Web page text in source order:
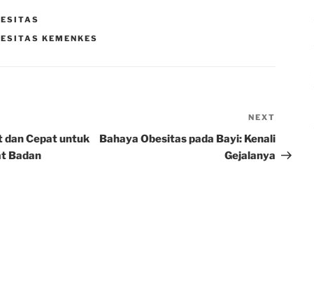
KEMENKES
dan Cepat untuk
Badan
Post
NEXT
Bahaya Obesitas pada Bayi: Kenali
Gejalanya